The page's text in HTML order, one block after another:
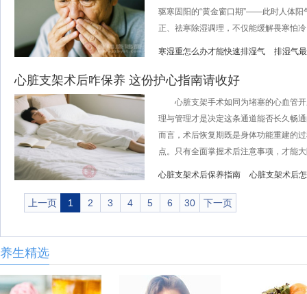
驱寒固阳的“黄金窗口期”——此时人体阳
正、祛寒除湿调理，不仅能缓解畏寒怕
寒湿重怎么办才能快速排湿气 排湿气
心脏支架术后咋保养 这份护心指南请收好
心脏支架手术如同为堵塞的心血管开
理与管理才是决定这条通道能否长久畅
而言，术后恢复期既是身体功能重建的
点。只有全面掌握术后注意事项，才能
心脏支架术后保养指南 心脏支架术后
上一页 1 2 3 4 5 6 30 下一页
养生精选